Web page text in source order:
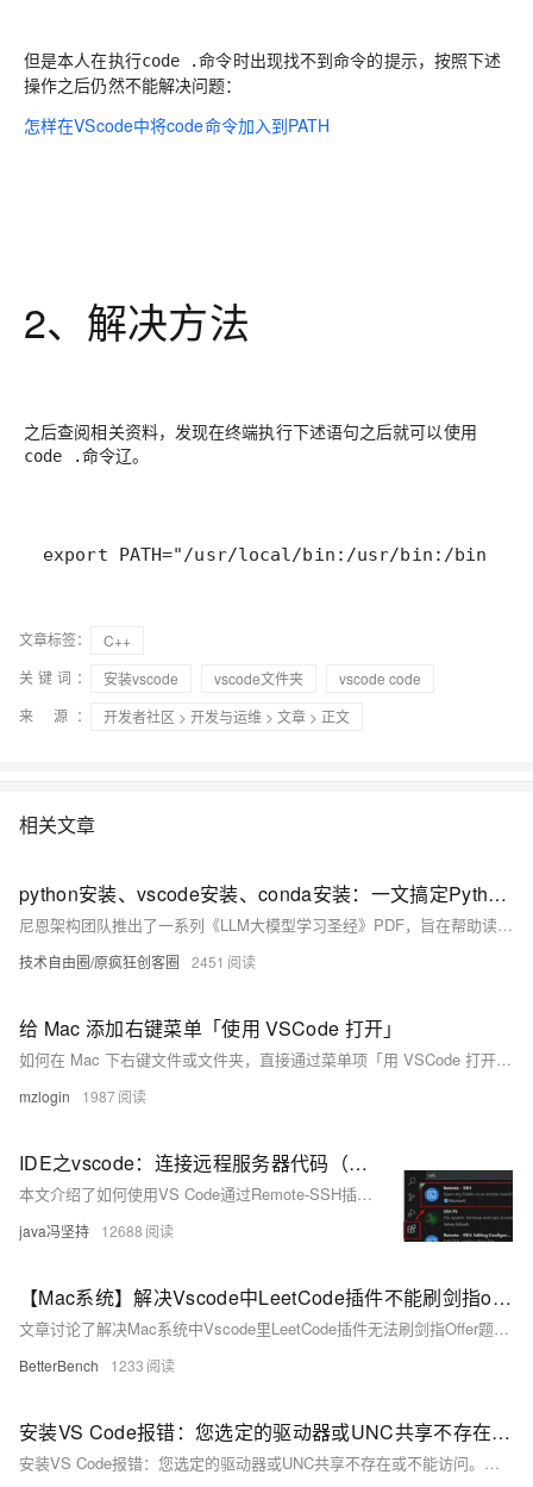
但是本人在执行code .命令时出现找不到命令的提示，按照下述
操作之后仍然不能解决问题：
怎样在VScode中将code命令加入到PATH
2、解决方法
之后查阅相关资料，发现在终端执行下述语句之后就可以使用
code .命令辽。
export PATH="/usr/local/bin:/usr/bin:/bin:/
文章标签：
C++
关键词：
安装vscode vscode文件夹
vscode code
来 源：
开发者社区 > 开发与运维 > 文章 > 正文
相关文章
python安装、vscode安装、conda安装：一文搞定Python的开发环境（史上最全）
尼恩架构团队推出了一系列《LLM大模型学习圣经》PDF，旨在帮助读者深入理解并掌握大型语言模型（LLM）及其相关技术。该系列包括Python基础、Transformer架构、LangChain框架、RAG架构及LLM智能体等内容，覆盖从理论到实践的各个方面。此外，尼恩还提供了配套视频教程，计划于2025年5月前发布，助力更多人成为大模型应用架构师，冲击年薪百万目标。
技术自由圈/原疯狂创客圈 2451
给 Mac 添加右键菜单「使用 VSCode 打开」
如何在 Mac 下右键文件或文件夹，直接通过菜单项「用 VSCode 打开」。
mzlogin 1987
IDE之vscode：连接远程服务器代码（亲测OK），与pycharm链接服务器做对比（亲自使用过了），打开文件夹后切换文件夹。
本文介绍了如何使用VS Code通过Remote-SSH插件连接远程服务器进行代码开发，并与PyCharm进行了对比。作者认为VS Code在连接和配置多个服务器时更为简单，推荐使用VS Code。文章详细说明了VS Code的安装、远程插件安装、SSH配置文件编写、服务器连接以及如何在连接后切换文件夹。此外，还提供了使用密钥进行免密登录的方法和解决权限问题的步骤。
java冯坚持 12688
【Mac系统】解决Vscode中LeetCode插件不能刷剑指offer题库
文章讨论了解决Mac系统中Vscode里LeetCode插件无法刷剑指Offer题库的问题，并提供了一些相关的使用技巧和资源链接。
BetterBench 1233
安装VS Code报错：您选定的驱动器或UNC共享不存在或不能访问。请选择其他位置。
安装VS Code报错：您选定的驱动器或UNC共享不存在或不能访问。请选择其他位置。